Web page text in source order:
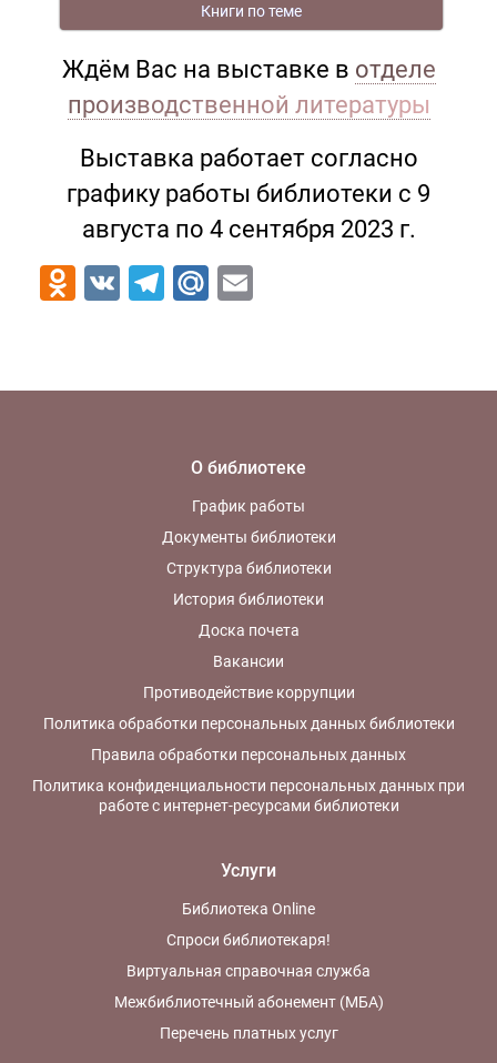
Книги по теме
Ждём Вас на выставке в отделе
производственной литературы
Выставка работает согласно
графику работы библиотеки с 9
августа по 4 сентября 2023 г.
Odnoklassniki
VK Telegram
Mail.Ru
О библиотеке
График работы
Документы библиотеки
Структура библиотеки
История библиотеки
Доска почета
Вакансии
Противодействие коррупции
Политика обработки персональных данных библиотеки
Правила обработки персональных данных
Политика конфиденциальности персональных данных при
работе с интернет-ресурсами библиотеки
Услуги
Библиотека Online
Спроси библиотекаря!
Виртуальная справочная служба
Межбиблиотечный абонемент (МБА)
Перечень платных услуг